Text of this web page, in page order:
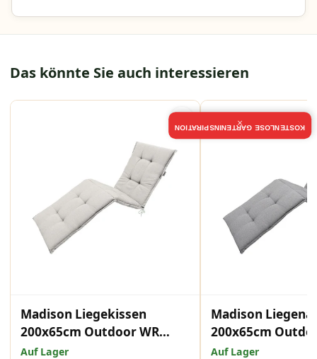
Das könnte Sie auch interessieren
Madison Liegekissen
200x65cm Outdoor WR
Neapel Sand
Auf Lager
Madison
200x65cm
Napels Grey
Auf Lager
KOSTENLOSE GARTENINSPIRATION
×